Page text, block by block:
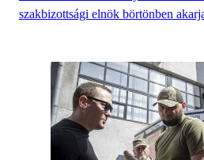
szakbizottsági elnök börtönben